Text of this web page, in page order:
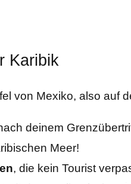
Karibik
von Mexiko, also auf
deinem
Meer!
, die kein Tourist